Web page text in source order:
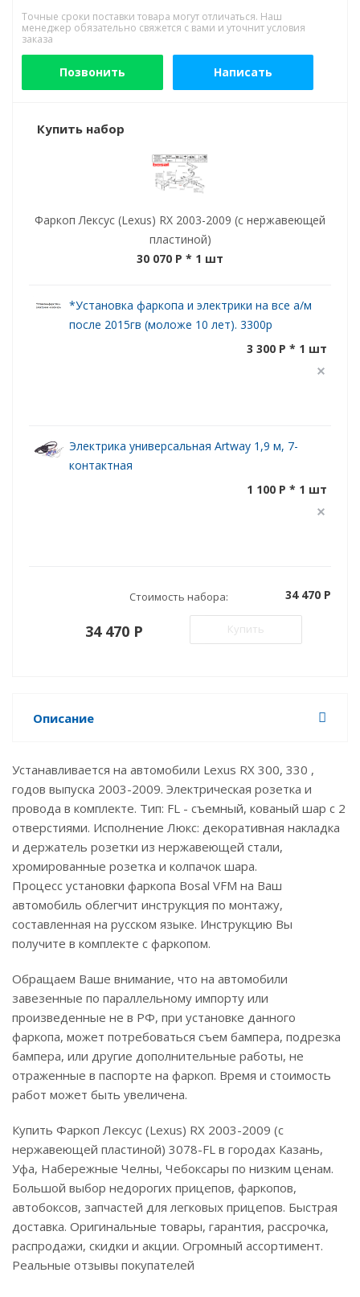
Точные сроки поставки товара могут отличаться. Наш
менеджер обязательно свяжется с вами и уточнит условия
заказа
Позвонить Написать
Купить набор
Фаркоп Лексус (Lexus) RX 2003-2009 (с нержавеющей
пластиной)
30 070 P * 1 шт
*Установка фаркопа и электрики на все а/м
после 2015гв (моложе 10 лет). 3300р
3 300 P * 1 шт
Электрика универсальная Artway 1,9 м, 7-
контактная
1 100 P * 1 шт
Стоимость набора: 34 470 P
34 470 P Купить
Описание
Устанавливается на автомобили Lexus RX 300, 330 ,
годов выпуска 2003-2009. Электрическая розетка и
провода в комплекте. Тип: FL - съемный, кованый шар с 2
отверстиями. Исполнение Люкс: декоративная накладка
и держатель розетки из нержавеющей стали,
хромированные розетка и колпачок шара.
Процесс установки фаркопа Bosal VFM на Ваш
автомобиль облегчит инструкция по монтажу,
составленная на русском языке. Инструкцию Вы
получите в комплекте с фаркопом.
Обращаем Ваше внимание, что на автомобили
завезенные по параллельному импорту или
произведенные не в РФ, при установке данного
фаркопа, может потребоваться съем бампера, подрезка
бампера, или другие дополнительные работы, не
отраженные в паспорте на фаркоп. Время и стоимость
работ может быть увеличена.
Купить Фаркоп Лексус (Lexus) RX 2003-2009 (с
нержавеющей пластиной) 3078-FL в городах Казань,
Уфа, Набережные Челны, Чебоксары по низким ценам.
Большой выбор недорогих прицепов, фаркопов,
автобоксов, запчастей для легковых прицепов. Быстрая
доставка. Оригинальные товары, гарантия, рассрочка,
распродажи, скидки и акции. Огромный ассортимент.
Реальные отзывы покупателей